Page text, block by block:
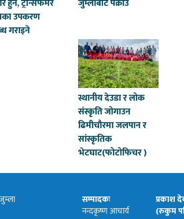
हुने, ट्रान्सफर्मर
उपकरण
गराइने
जुम्लाबाट पक्राउ
स्थानीय देउडा र लोक
संस्कृति जोगाउन
ढिमीचौरमा जलपान र
सांस्कृतिक
भेटघाट(फोटोफिचर )
सम्पादकः
नन्दकृष्ण आचार्य
प्रकाश
(रुकुम